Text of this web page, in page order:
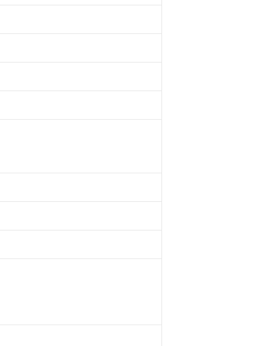
ご利用ください。
含有に対応した製品が提供可能な商品です。
有に対応した製品に切り替える予定のある商品です。
非含有に非対応の商品で、対応品を出す予定はありません。
非含有の対応状況を調査中または確認中の商品です。
物質有無と関係のない商品です。
いたものが、含有品と判明した場合などやむを得ず変更すること
ミウム(Cd) 100ppm以下、
基準値以下であることを示します。
基準値を超えていることを示します。
い合わせください。